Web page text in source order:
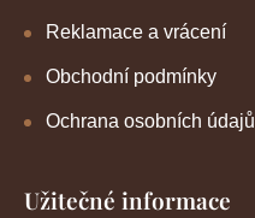
Reklamace a vrácení
Obchodní podmínky
Ochrana osobních údajů
Užitečné informace